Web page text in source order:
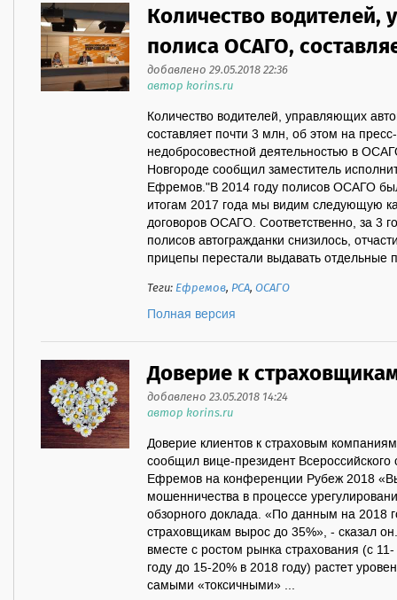
Количество водителей,
полиса ОСАГО,
добавлено 29.05.2018 22:36
автор korins.ru
Количество водителей, управляющих
составляет почти 3 млн, об этом на
недобросовестной деятельностью в
Новгороде сообщил заместитель
Ефремов."В 2014 году полисов ОСАГО
итогам 2017 года мы видим следующую
договоров ОСАГО. Соответственно, за 3
полисов автогражданки снизилось,
прицепы перестали выдавать отдельные
Теги:Ефремов, РСА,ОСАГО
Полная версия
Доверие к
добавлено 23.05.2018 14:24
автор korins.ru
Доверие клиентов к страховым
сообщил вице-президент
Ефремов на конференции Рубеж 2018
мошенничества в процессе
обзорного доклада. «По данным на 2018
страховщикам вырос до 35%», - сказал
вместе с ростом рынка страхования (с
году до 15-20% в 2018 году) растет
самыми «токсичными» ...